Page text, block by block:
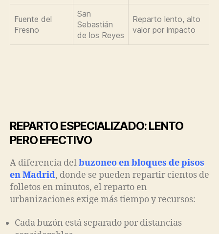
Fuente del
Fresno
San
Sebastián
de los Reyes
Reparto lento, alto
valor por impacto
REPARTO ESPECIALIZADO: LENTO
PERO EFECTIVO
A diferencia delbuzoneo en bloques de pisos
en Madrid, donde se pueden repartir cientos de
folletos en minutos, el reparto en
urbanizaciones exige más tiempo y recursos:
Cada buzón está separado por distancias